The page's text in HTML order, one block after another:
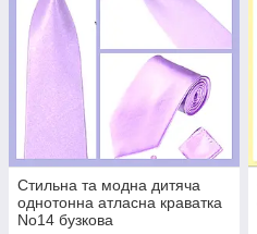
Стильна та модна дитяча
однотонна атласна краватка
No14 бузкова